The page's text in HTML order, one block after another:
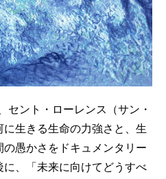
セント・ローレンス（サン・
生きる生命の力強さと、生
愚かさをドキュメンタリー
、「未来に向けてどうすべ